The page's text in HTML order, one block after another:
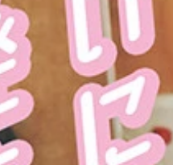
里奈写真集『30歳まりちゅ
集『30歳まりちゅう、つ